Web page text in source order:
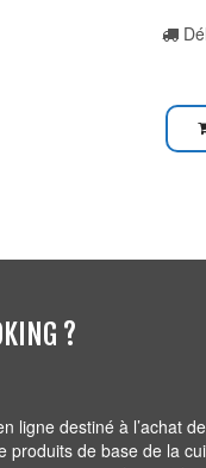
?
ligne destiné à l’achat
produits de base de la